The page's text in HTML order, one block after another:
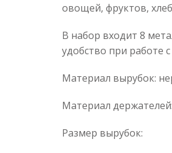
овощей, фруктов,
В набор входит 8
удобство при работе
Материал вырубок:
Материал
Размер вырубок: